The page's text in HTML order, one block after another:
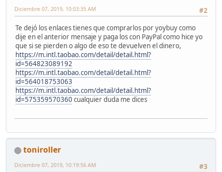
#2
Diciembre 07, 2019, 10:03:35 AM
Te dejó los enlaces tienes que comprarlos por yoybuy como
dije en el anterior mensaje y paga los con PayPal como hice yo
que si se pierden o algo de eso te devuelven el dinero,
https://m.intl.taobao.com/detail/detail.html?
id=564823089192
https://m.intl.taobao.com/detail/detail.html?
id=564018753063
https://m.intl.taobao.com/detail/detail.html?
id=575359570360 cualquier duda me dices
toniroller
#3
Diciembre 07, 2019, 10:19:56 AM